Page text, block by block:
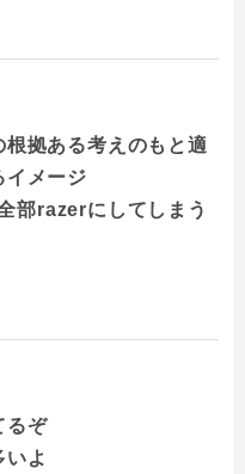
拠ある考えのもと適
イメージ
部razerにしてしまう
るぞ
よ